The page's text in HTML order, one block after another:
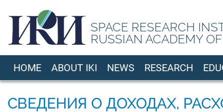
main
content
SPACE RESEARCH
RUSSIAN ACADEMY
HOME ABOUT IKI NEWS RESEARCH
СВЕДЕНИЯ О ДОХОДАХ,